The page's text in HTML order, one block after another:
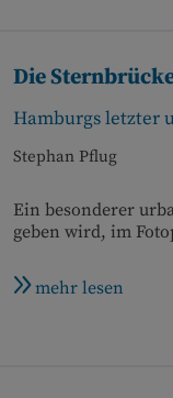
Die
Hamburgs letzter
Stephan Pflug
Ein besonderer
geben wird, im
mehr lesen